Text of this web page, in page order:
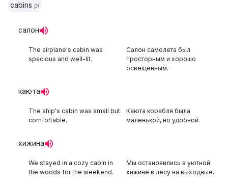
cabins pl
салон
The airplane's cabin was
spacious and well-lit.
Салон самолета был
просторным и хорошо
освещенным.
каюта
The ship's cabin was small but
comfortable.
Каюта корабля была
маленькой, но удобной.
хижина
We stayed in a cozy cabin in
the woods for the weekend.
Мы остановились в уютной
хижине в лесу на выходные.